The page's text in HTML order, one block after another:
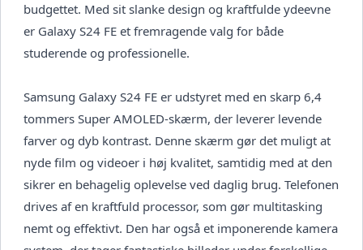
budgettet. Med sit slanke design og kraftfulde ydeevne
er Galaxy S24 FE et fremragende valg for både
studerende og professionelle.
Samsung Galaxy S24 FE er udstyret med en skarp 6,4
tommers Super AMOLED-skærm, der leverer levende
farver og dyb kontrast. Denne skærm gør det muligt at
nyde film og videoer i høj kvalitet, samtidig med at den
sikrer en behagelig oplevelse ved daglig brug. Telefonen
drives af en kraftfuld processor, som gør multitasking
nemt og effektivt. Den har også et imponerende kamera